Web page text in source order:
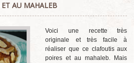
ET AU MAHALEB
Voici une recette très
originale et très facile à
réaliser que ce clafoutis aux
poires et au mahaleb. Mais